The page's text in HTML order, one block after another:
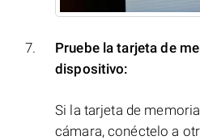
Pruebe la tarjeta de
dispositivo:
Si la tarjeta de
cámara, conéctelo a